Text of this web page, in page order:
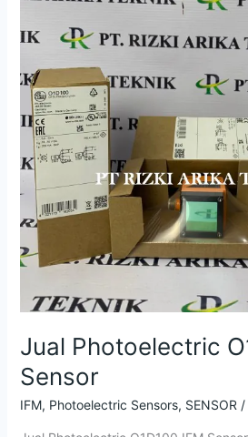
Jual Photoelectric
Sensor
IFM, Photoelectric Sensors, SENSOR /
Sensor